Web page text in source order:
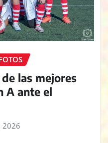
las mejores
A ante el
2026